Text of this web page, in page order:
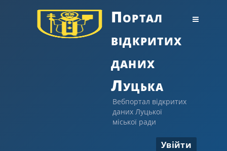
Портал
відкритих
даних
Луцька
Вебпортал відкритих
даних Луцької
міської ради
Увійти